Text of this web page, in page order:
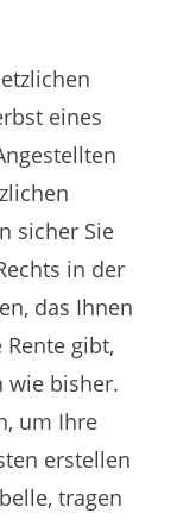
eines
sicher Sie
in der
das Ihnen
gibt,
wie bisher.
um Ihre
erstellen
tragen